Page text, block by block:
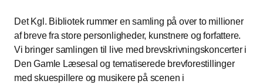
Det Kgl. Bibliotek rummer en samling på over to millioner
af breve fra store personligheder, kunstnere og forfattere.
Vi bringer samlingen til live med brevskrivningskoncerter i
Den Gamle Læsesal og tematiserede brevforestillinger
med skuespillere og musikere på scenen i